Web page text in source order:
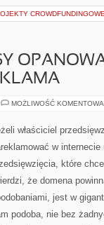
MOŻLIWOŚĆ
właściciel
w internecie
które
że domena
jest w
podoba, nie bez